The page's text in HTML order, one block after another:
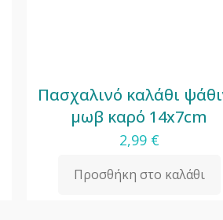
Πασχαλινό καλάθι
μωβ καρό 14x7cm
2,99 €
Προσθήκη στο καλάθι